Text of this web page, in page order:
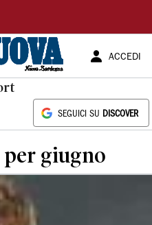
ACCEDI
SEGUICI SU DISCOVER
giugno